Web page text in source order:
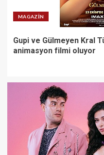
3
MAGAZIN
Gupi ve Gülmeyen Kral
animasyon filmi oluyor